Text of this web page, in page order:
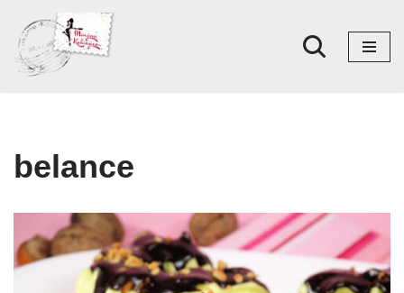
Skoči
na
belance